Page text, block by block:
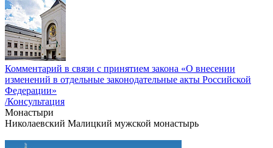
Комментарий в связи с принятием закона «О внесении
изменений в отдельные законодательные акты Российской
Федерации»
/Консультация
Монастыри
Николаевский Малицкий мужской монастырь